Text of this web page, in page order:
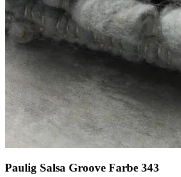
Paulig Salsa Groove Farbe 343